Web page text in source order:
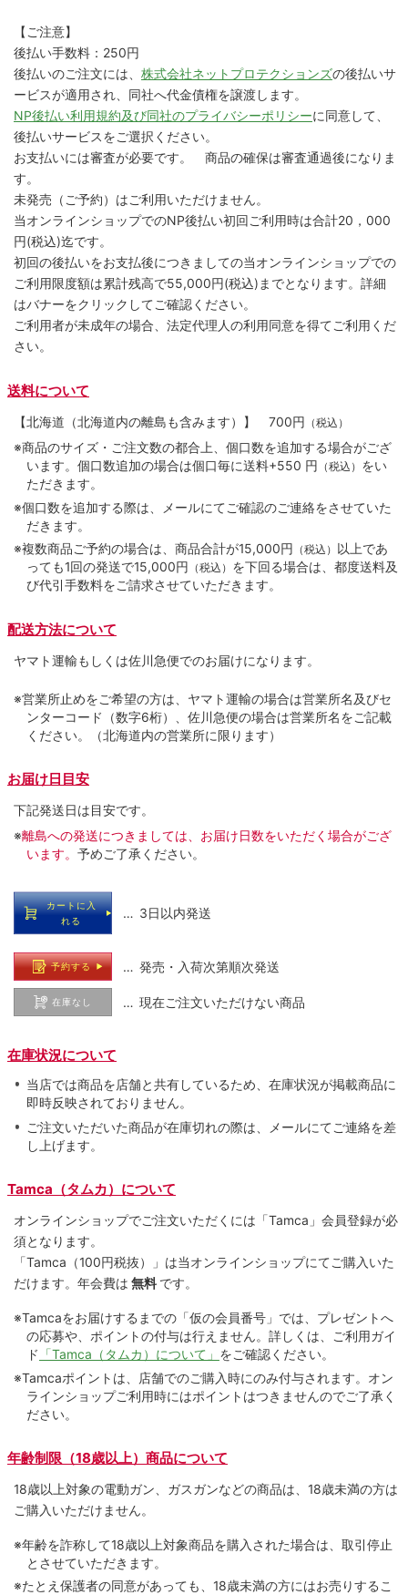
【ご注意】
後払い手数料：250円
後払いのご注文には、 株式会社ネットプロテクションズの後払いサ
ービスが適用され、同社へ代金債権を譲渡します。
NP後払い利用規約及び同社のプライバシーポリシーに同意して、
後払いサービスをご選択ください。
お支払いには審査が必要です。 商品の確保は審査通過後になりま
す。
未発売（ご予約）はご利用いただけません。
当オンラインショップでのNP後払い初回ご利用時は合計20，000
円(税込)迄です。
初回の後払いをお支払後につきましての当オンラインショップでの
ご利用限度額は累計残高で55,000円(税込)までとなります。詳細
はバナーをクリックしてご確認ください。
ご利用者が未成年の場合、法定代理人の利用同意を得てご利用くだ
さい。
送料について
【北海道（北海道内の離島も含みます）】 700円 （税込）
※商品のサイズ・ご注文数の都合上、個口数を追加する場合がござ
います。個口数追加の場合は個口毎に送料+550 円 （税込） をい
ただきます。
※個口数を追加する際は、メールにてご確認のご連絡をさせていた
だきます。
※複数商品ご予約の場合は、商品合計が15,000円
（税込）
以上であ
っても1回の発送で15,000円
（税込） を下回る場合は、都度送料及
び代引手数料をご請求させていただきます。
配送方法について
ヤマト運輸もしくは佐川急便でのお届けになります。
※営業所止めをご希望の方は、ヤマト運輸の場合は営業所名及びセ
ンターコード（数字6桁）、佐川急便の場合は営業所名をご記載
ください。（北海道内の営業所に限ります）
お届け日目安
下記発送日は目安です。
※離島への発送につきましては、お届け日数をいただく場合がござ
います。 予めご了承ください。
カートに入
れる
… 3日以内発送
予約する … 発売・入荷次第順次発送
在庫なし … 現在ご注文いただけない商品
在庫状況について
当店では商品を店舗と共有しているため、在庫状況が掲載商品に
即時反映されておりません。
ご注文いただいた商品が在庫切れの際は、メールにてご連絡を差
し上げます。
Tamca（タムカ）について
オンラインショップでご注⽂いただくには「Tamca」会員登録が必
須となります。
「Tamca （100円税抜）
」は当オンラインショップにてご購⼊いた
だけます。 年会費は 無料 です。
※Tamcaをお届けするまでの「仮の会員番号」では、プレゼントへ
の応募や、ポイントの付与は⾏えません。詳しくは、ご利⽤ガイ
ド 「Tamca（タムカ）について」 をご確認ください。
※Tamcaポイントは、店舗でのご購⼊時にのみ付与されます。オン
ラインショップご利用時にはポイントはつきませんのでご了承く
ださい。
年齢制限（18歳以上）商品について
18歳以上対象の電動ガン、ガスガンなどの商品は、18歳未満の方は
ご購入いただけません。
※年齢を詐称して18歳以上対象商品を購入された場合は、取引停止
とさせていただきます。
※たとえ保護者の同意があっても、18歳未満の方にはお売りするこ